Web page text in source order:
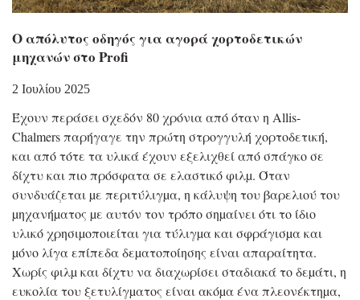
Ο απόλυτος οδηγός για αγορά χορτοδετικών
μηχανών στο Profi
2 Ιουλίου 2025
Έχουν περάσει σχεδόν 80 χρόνια από όταν η Allis-
Chalmers παρήγαγε την πρώτη στρογγυλή χορτοδετική,
και από τότε τα υλικά έχουν εξελιχθεί από σπάγκο σε
δίχτυ και πιο πρόσφατα σε ελαστικό φιλµ. Όταν
συνδυάζεται µε περιτύλιγµα, η κάλυψη του βαρελιού του
µηχανήµατος µε αυτόν τον τρόπο σηµαίνει ότι το ίδιο
υλικό χρησιµοποιείται για τύλιγµα και σφράγισµα και
µόνο λίγα επίπεδα δεµατοποίησης είναι απαραίτητα.
Χωρίς φιλµ και δίχτυ να διαχωρίσει σταδιακά το δεµάτι, η
ευκολία του ξετυλίγµατος είναι ακόµα ένα πλεονέκτηµα,